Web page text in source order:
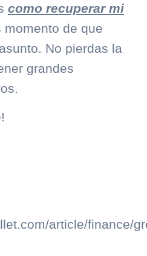
como recuperar mi
momento de que
No pierdas la
grandes
article/finance/